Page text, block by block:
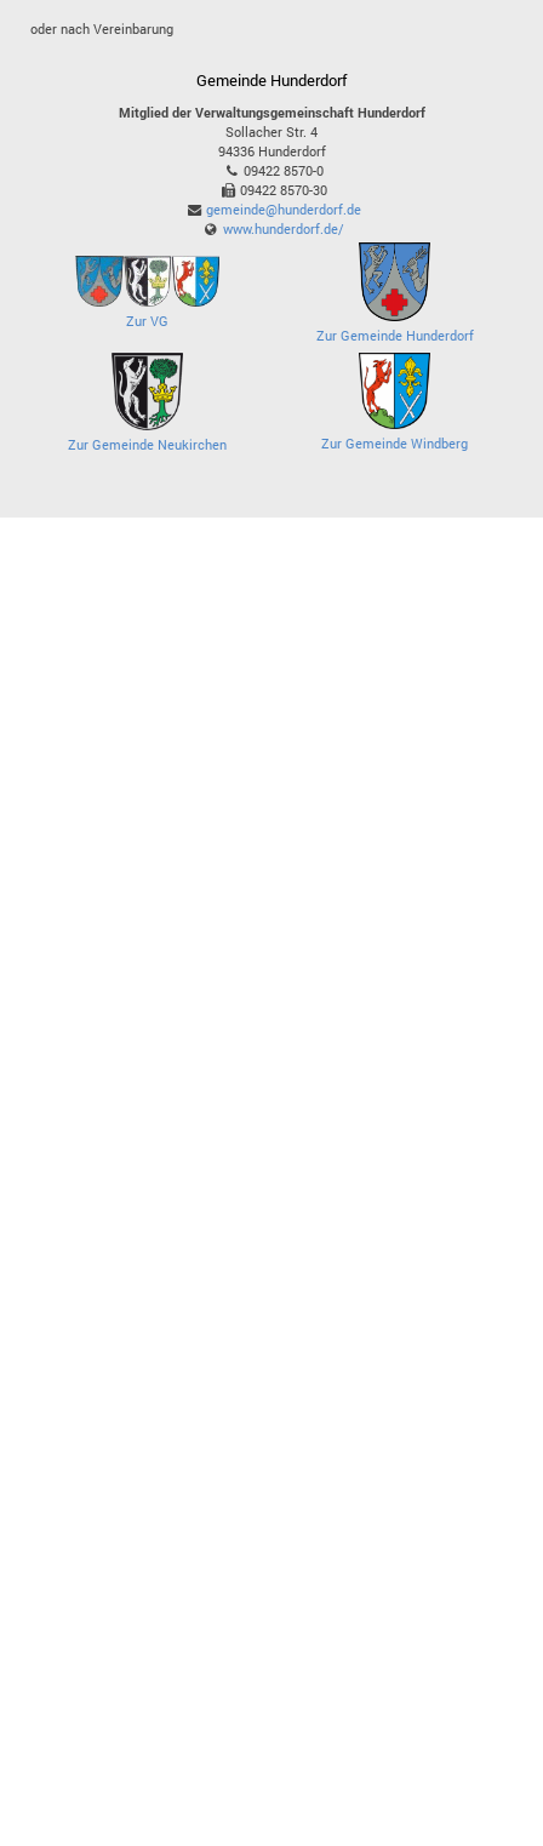
oder nach Vereinbarung
Gemeinde Hunderdorf
Mitglied der Verwaltungsgemeinschaft Hunderdorf
Sollacher Str. 4
94336 Hunderdorf
09422 8570-0
09422 8570-30
gemeinde@hunderdorf.de
www.hunderdorf.de/
Zur VG
Zur Gemeinde Hunderdorf
Zur Gemeinde Neukirchen Zur Gemeinde Windberg